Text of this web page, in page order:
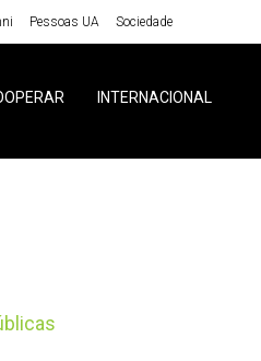
Pessoas UA Sociedade
INTERNACIONAL